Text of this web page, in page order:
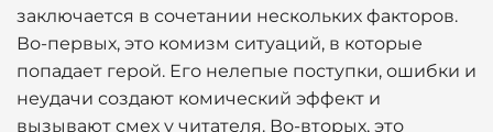
заключается в сочетании нескольких факторов.
Во-первых, это комизм ситуаций, в которые
попадает герой. Его нелепые поступки, ошибки и
неудачи создают комический эффект и
вызывают смех у читателя. Во-вторых, это